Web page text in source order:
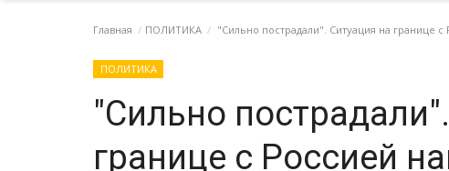
Главная ПОЛИТИКА "Сильно пострадали". Ситуация на границе
ПОЛИТИКА
"Сильно
границе с Россией